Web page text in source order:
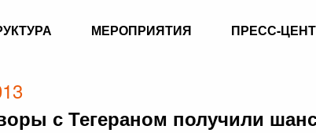
МЕРОПРИЯТИЯ ПРЕСС-
с Тегераном получили